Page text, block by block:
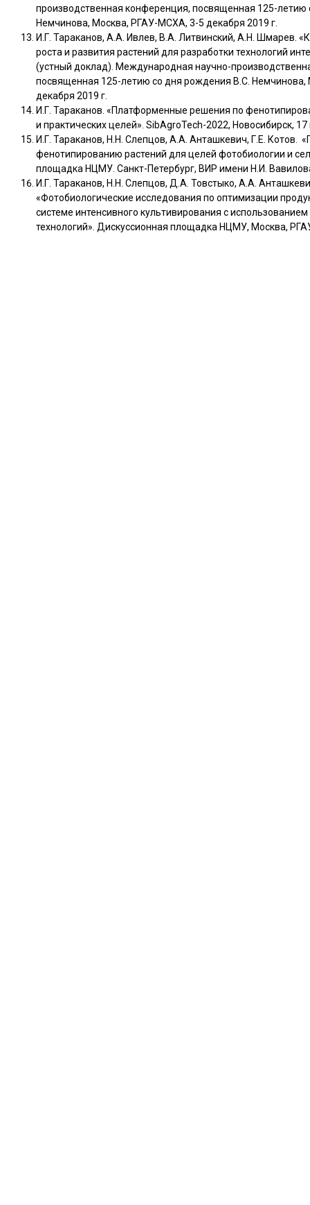
производственная конференция, посвященная 125-
Немчинова, Москва, РГАУ-МСХА, 3-5 декабря 2019 г.
И.Г. Тараканов, А.А. Ивлев, В.А. Литвинский, А.Н. Шмарев.
роста и развития растений для разработки технологий
(устный доклад). Международная научно-
посвященная 125-летию со дня рождения В.С.
декабря 2019 г.
И.Г. Тараканов. «Платформенные решения по
и практических целей». SibAgroTech-2022, Новосибирск, 17
И.Г. Тараканов, Н.Н. Слепцов, А.А. Анташкевич, Г.Е. Котов.
фенотипированию растений для целей фотобиологии и
площадка НЦМУ. Санкт-Петербург, ВИР имени Н.И.
И.Г. Тараканов, Н.Н. Слепцов, Д.А. Товстыко, А.А.
«Фотобиологические исследования по оптимизации
системе интенсивного культивирования с
технологий». Дискуссионная площадка НЦМУ, Москва,